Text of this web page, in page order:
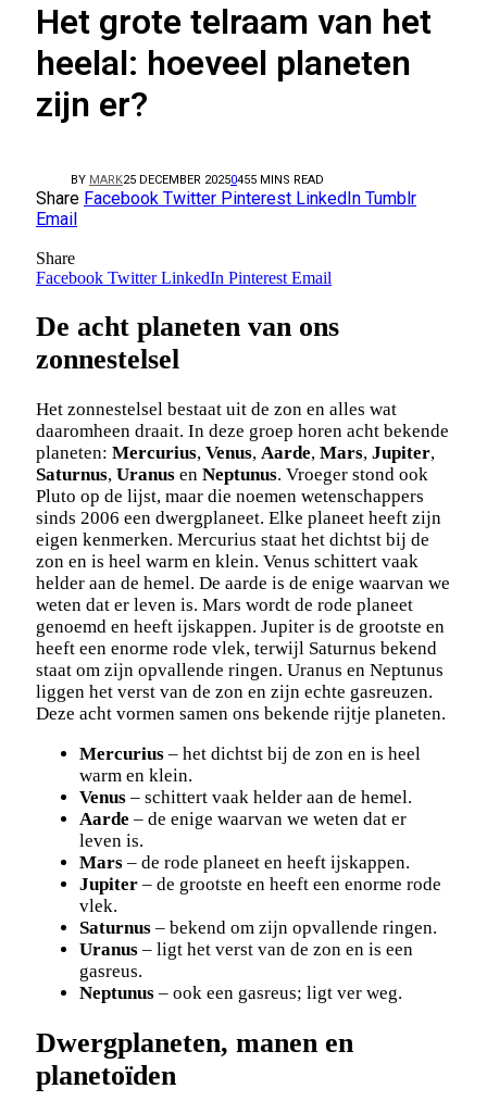
Het grote telraam van het
heelal: hoeveel planeten
zijn er?
BY MARK25 DECEMBER 20250455 MINS READ
Share Facebook Twitter Pinterest LinkedIn Tumblr
Email
Share
Facebook Twitter LinkedIn Pinterest Email
De acht planeten van ons
zonnestelsel
Het zonnestelsel bestaat uit de zon en alles wat
daaromheen draait. In deze groep horen acht bekende
planeten: Mercurius, Venus, Aarde, Mars, Jupiter,
Saturnus, Uranus en Neptunus. Vroeger stond ook
Pluto op de lijst, maar die noemen wetenschappers
sinds 2006 een dwergplaneet. Elke planeet heeft zijn
eigen kenmerken. Mercurius staat het dichtst bij de
zon en is heel warm en klein. Venus schittert vaak
helder aan de hemel. De aarde is de enige waarvan we
weten dat er leven is. Mars wordt de rode planeet
genoemd en heeft ijskappen. Jupiter is de grootste en
heeft een enorme rode vlek, terwijl Saturnus bekend
staat om zijn opvallende ringen. Uranus en Neptunus
liggen het verst van de zon en zijn echte gasreuzen.
Deze acht vormen samen ons bekende rijtje planeten.
Mercurius – het dichtst bij de zon en is heel
warm en klein.
Venus – schittert vaak helder aan de hemel.
Aarde – de enige waarvan we weten dat er
leven is.
Mars – de rode planeet en heeft ijskappen.
Jupiter – de grootste en heeft een enorme rode
vlek.
Saturnus – bekend om zijn opvallende ringen.
Uranus – ligt het verst van de zon en is een
gasreus.
Neptunus – ook een gasreus; ligt ver weg.
Dwergplaneten, manen en
planetoïden